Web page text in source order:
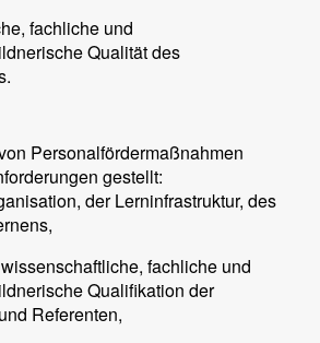
fachliche und
Qualität des
Personalfördermaßnahmen
gestellt:
der Lerninfrastruktur, des
fachliche und
Qualifikation der
Referenten,